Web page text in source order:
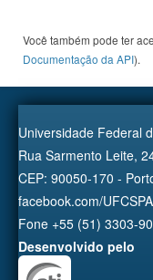
Você também pode ter
Documentação da API).
Universidade Federal
Rua Sarmento Leite,
CEP: 90050-170 -
facebook.com/
Fone +55 (51) 3303-
Desenvolvido pelo